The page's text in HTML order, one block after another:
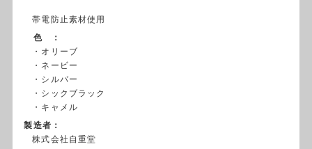
帯電防止素材使用
色 ：
・オリーブ
・ネービー
・シルバー
・シックブラック
・キャメル
製造者：
株式会社自重堂